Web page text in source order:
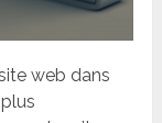
web dans